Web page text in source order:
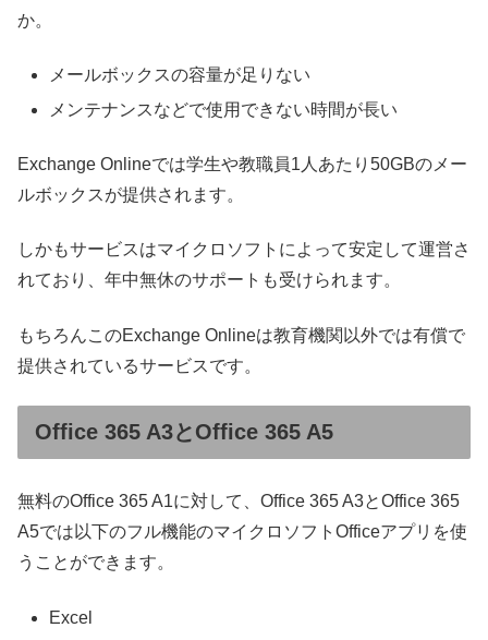
か。
メールボックスの容量が足りない
メンテナンスなどで使用できない時間が長い
Exchange Onlineでは学生や教職員1人あたり50GBのメー
ルボックスが提供されます。
しかもサービスはマイクロソフトによって安定して運営さ
れており、年中無休のサポートも受けられます。
もちろんこのExchange Onlineは教育機関以外では有償で
提供されているサービスです。
Office 365 A3とOffice 365 A5
無料のOffice 365 A1に対して、Office 365 A3とOffice 365
A5では以下のフル機能のマイクロソフトOfficeアプリを使
うことができます。
Excel